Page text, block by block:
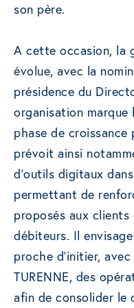
son père.
A cette occasion, la
évolue, avec la
présidence du
organisation marque
phase de croissance
prévoit ainsi
d’outils digitaux
permettant de
proposés aux
débiteurs. Il
proche d’initier,
TURENNE, des
afin de consolider le